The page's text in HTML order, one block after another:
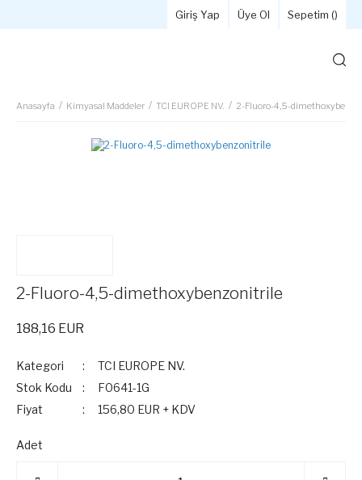
Giriş Yap Üye Ol Sepetim ()
Anasayfa Kimyasal Maddeler TCI EUROPE NV. 2-Fluoro-4,5-
2-Fluoro-4,5-dimethoxybenzonitrile
188,16 EUR
Kategori
TCI EUROPE NV.
Stok Kodu
F0641-1G
Fiyat
156,80 EUR + KDV
Adet